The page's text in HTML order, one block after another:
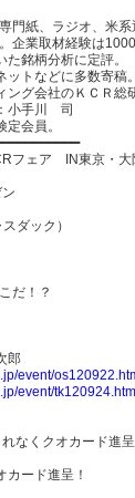
門紙、ラジオ、米系
企業取材経験は
銘柄分析に定評。
ットなどに多数寄稿
ング会社のＫＣＲ総
小手川 司
会員。
フェア IN東京・大
ダック）
だ！？
郎
event/
event/
なくクオカード進呈
カード進呈！